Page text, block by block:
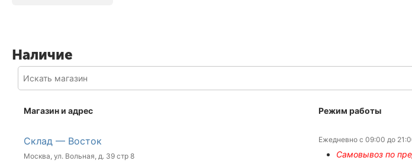
Наличие
Магазин и адрес Режим работы
Склад — Восток
Москва, ул. Вольная, д. 39 стр 8
Ежедневно с 09:00 до
Самовывоз по